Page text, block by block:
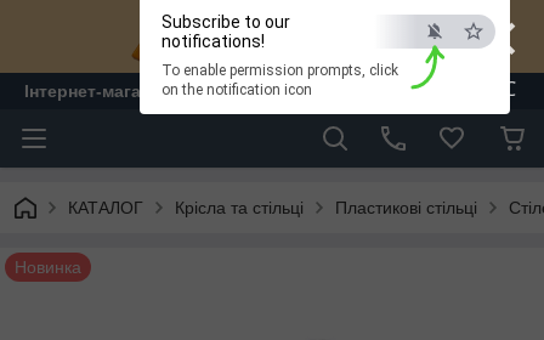
×
ESC
Subscribe to our
notifications!
To enable permission prompts, click
on the notification icon
Інтернет-магазин "ЛАМ" - меблі
КАТАЛОГ Крісла та стільці Пластикові стільці
Новинка